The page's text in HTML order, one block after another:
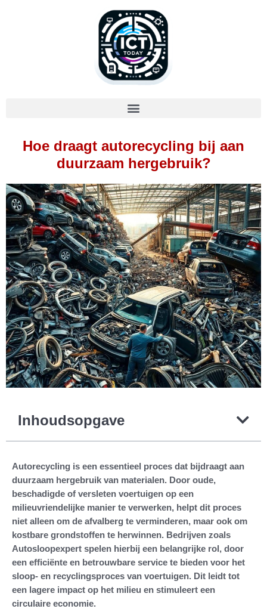
Hoe draagt autorecycling bij aan
duurzaam hergebruik?
Inhoudsopgave
Autorecycling is een essentieel proces dat bijdraagt aan
duurzaam hergebruik van materialen. Door oude,
beschadigde of versleten voertuigen op een
milieuvriendelijke manier te verwerken, helpt dit proces
niet alleen om de afvalberg te verminderen, maar ook om
kostbare grondstoffen te herwinnen. Bedrijven zoals
Autosloopexpert spelen hierbij een belangrijke rol, door
een efficiënte en betrouwbare service te bieden voor het
sloop- en recyclingsproces van voertuigen. Dit leidt tot
een lagere impact op het milieu en stimuleert een
circulaire economie.